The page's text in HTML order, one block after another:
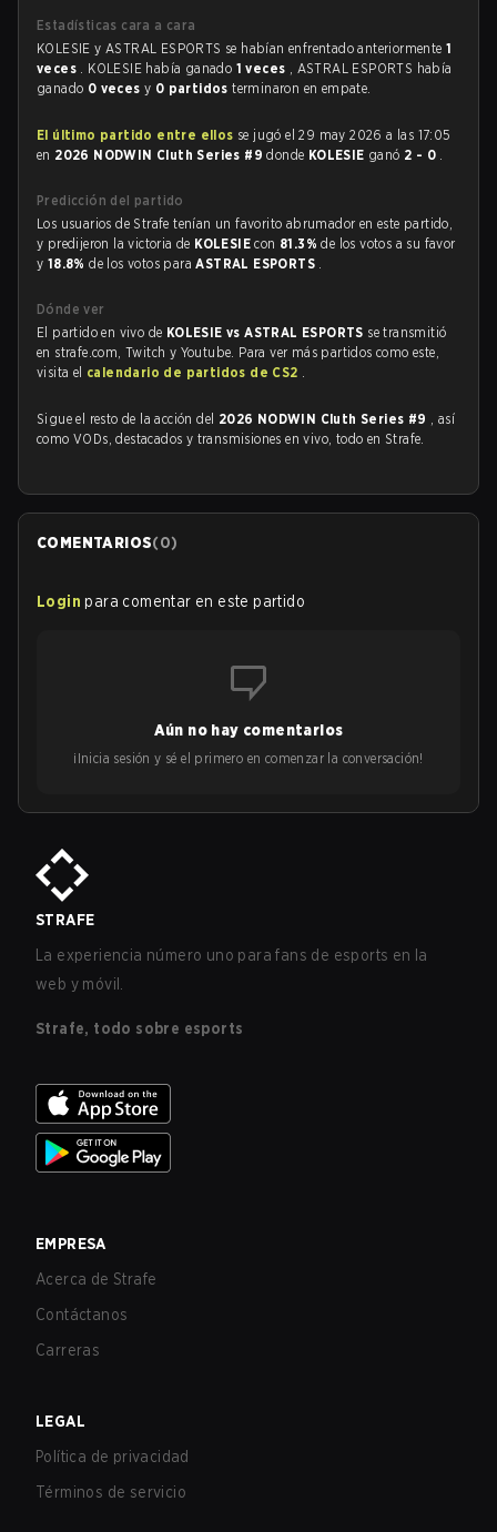
Estadísticas cara a cara
KOLESIE y ASTRAL ESPORTS se habían enfrentado anteriormente 1
veces . KOLESIE había ganado 1 veces , ASTRAL ESPORTS había
ganado 0 vecesy 0 partidosterminaron en empate.
El último partido entre ellos se jugó el 29 may 2026 a las 17:05
en 2026 NODWIN Cluth Series #9donde KOLESIE ganó 2 - 0 .
Predicción del partido
Los usuarios de Strafe tenían un favorito abrumador en este partido,
y predijeron la victoria de KOLESIEcon 81.3%de los votos a su favor
y 18.8%de los votos paraASTRAL ESPORTS .
Dónde ver
El partido en vivo de KOLESIE vs ASTRAL ESPORTS se transmitió
en strafe.com, Twitch y Youtube. Para ver más partidos como este,
visita el calendario de partidos de CS2 .
Sigue el resto de la acción del 2026 NODWIN Cluth Series #9 , así
como VODs, destacados y transmisiones en vivo, todo en Strafe.
COMENTARIOS(0)
Login para comentar en este partido
Aún no hay comentarios
¡Inicia sesión y sé el primero en comenzar la conversación!
STRAFE
La experiencia número uno para fans de esports en la
web y móvil.
Strafe, todo sobre esports
EMPRESA
Acerca de Strafe
Contáctanos
Carreras
LEGAL
Política de privacidad
Términos de servicio